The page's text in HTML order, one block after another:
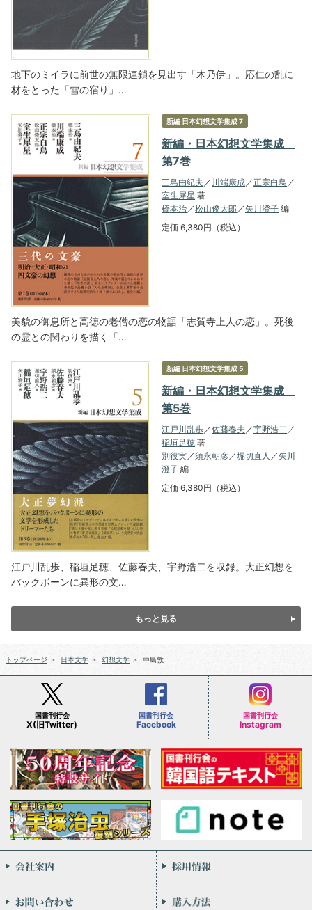
地下のミイラに前世の無限連鎖を見出す「木乃伊」。応仁の乱に
材をとった「雪の宿り」…
新編 日本幻想文学集成 7
新編・日本幻想文学集成
第7巻
三島由紀夫 ／ 川端康成／正宗白鳥 ／
室生犀星 著
橋本治／松山俊太郎／ 矢川澄子 編
定価 6,380円（税込）
美貌の御息所と高徳の老僧の恋の物語「志賀寺上人の恋」。死後
の霊との関わりを描く「…
新編 日本幻想文学集成 5
新編・日本幻想文学集成
第5巻
江戸川乱歩／佐藤春夫 ／宇野浩二／
稲垣足穂 著
別役実／須永朝彦／堀切直人 ／ 矢川
澄子 編
定価 6,380円（税込）
江戸川乱歩、稲垣足穂、佐藤春夫、宇野浩二を収録。大正幻想を
バックボーンに異形の文…
もっと見る
トップページ ＞ 日本文学 ＞ 幻想文学 ＞ 中島敦
国書刊行会
X(旧Twitter)
国書刊行会
Facebook
国書刊行会
Instagram
会社案内
お問い合わせ